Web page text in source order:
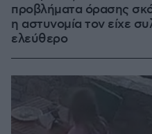
προβλήματα όρασης
η αστυνομία τον είχε
ελεύθερο